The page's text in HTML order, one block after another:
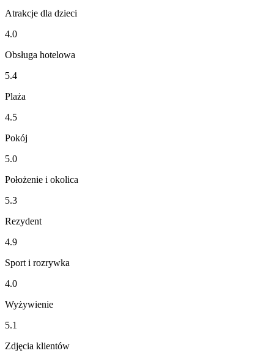
Atrakcje dla dzieci
4.0
Obsługa hotelowa
5.4
Plaża
4.5
Pokój
5.0
Położenie i okolica
5.3
Rezydent
4.9
Sport i rozrywka
4.0
Wyżywienie
5.1
Zdjęcia klientów